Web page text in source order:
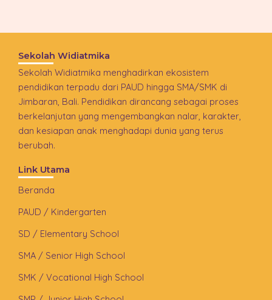
Sekolah Widiatmika
Sekolah Widiatmika menghadirkan ekosistem
pendidikan terpadu dari PAUD hingga SMA/SMK di
Jimbaran, Bali. Pendidikan dirancang sebagai proses
berkelanjutan yang mengembangkan nalar, karakter,
dan kesiapan anak menghadapi dunia yang terus
berubah.
Link Utama
Beranda
PAUD / Kindergarten
SD / Elementary School
SMA / Senior High School
SMK / Vocational High School